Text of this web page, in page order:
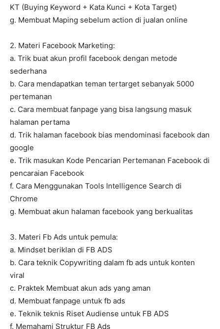
KT (Buying Keyword + Kata Kunci + Kota Target)
g. Membuat Maping sebelum action di jualan online
2. Materi Facebook Marketing:
a. Trik buat akun profil facebook dengan metode
sederhana
b. Cara mendapatkan teman tertarget sebanyak 5000
pertemanan
c. Cara membuat fanpage yang bisa langsung masuk
halaman pertama
d. Trik halaman facebook bias mendominasi facebook dan
google
e. Trik masukan Kode Pencarian Pertemanan Facebook di
pencaraian Facebook
f. Cara Menggunakan Tools Intelligence Search di
Chrome
g. Membuat akun halaman facebook yang berkualitas
3. Materi Fb Ads untuk pemula:
a. Mindset beriklan di FB ADS
b. Cara teknik Copywriting dalam fb ads untuk konten
viral
c. Praktek Membuat akun ads yang aman
d. Membuat fanpage untuk fb ads
e. Teknik teknis Riset Audiense untuk FB ADS
f. Memahami Struktur FB Ads